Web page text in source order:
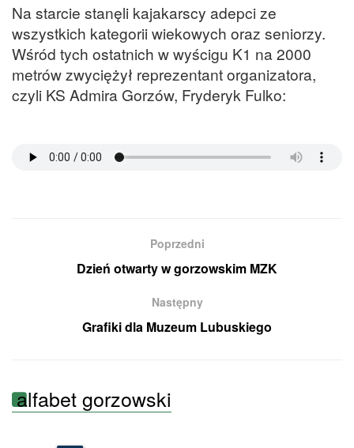
Na starcie stanęli kajakarscy adepci ze
wszystkich kategorii wiekowych oraz seniorzy.
Wśród tych ostatnich w wyścigu K1 na 2000
metrów zwyciężył reprezentant organizatora,
czyli KS Admira Gorzów, Fryderyk Fulko:
Poprzedni
Dzień otwarty w gorzowskim MZK
Następny
Grafiki dla Muzeum Lubuskiego
alfabet gorzowski